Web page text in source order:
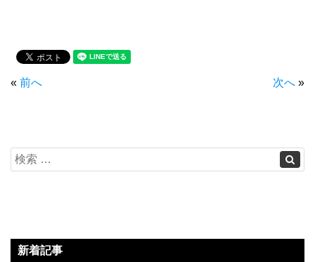
« 前へ 次へ »
新着記事